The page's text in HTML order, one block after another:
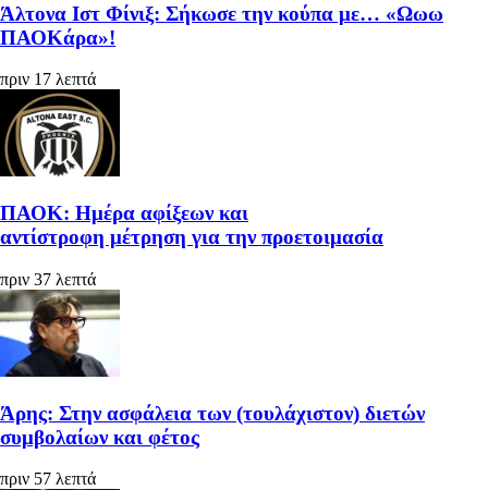
Άλτονα Ιστ Φίνιξ: Σήκωσε την κούπα με… «Ωωω
ΠΑΟΚάρα»!
πριν 17 λεπτά
ΠΑΟΚ: Ημέρα αφίξεων και
αντίστροφη μέτρηση για την προετοιμασία
πριν 37 λεπτά
Άρης: Στην ασφάλεια των (τουλάχιστον) διετών
συμβολαίων και φέτος
πριν 57 λεπτά